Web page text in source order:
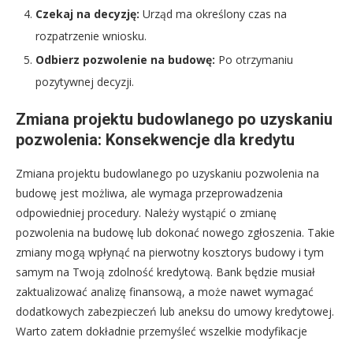
Czekaj na decyzję: Urząd ma określony czas na
rozpatrzenie wniosku.
Odbierz pozwolenie na budowę: Po otrzymaniu
pozytywnej decyzji.
Zmiana projektu budowlanego po uzyskaniu
pozwolenia: Konsekwencje dla kredytu
Zmiana projektu budowlanego po uzyskaniu pozwolenia na
budowę jest możliwa, ale wymaga przeprowadzenia
odpowiedniej procedury. Należy wystąpić o zmianę
pozwolenia na budowę lub dokonać nowego zgłoszenia. Takie
zmiany mogą wpłynąć na pierwotny kosztorys budowy i tym
samym na Twoją zdolność kredytową. Bank będzie musiał
zaktualizować analizę finansową, a może nawet wymagać
dodatkowych zabezpieczeń lub aneksu do umowy kredytowej.
Warto zatem dokładnie przemyśleć wszelkie modyfikacje